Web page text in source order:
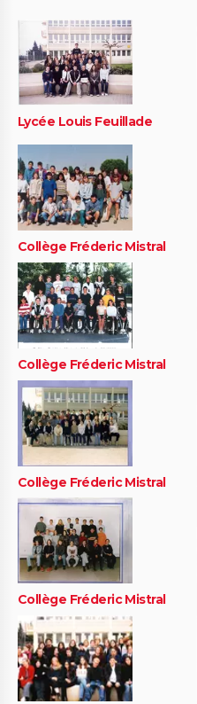
Lycée Louis Feuillade
Collège Fréderic Mistral
Collège Fréderic Mistral
Collège Fréderic Mistral
Collège Fréderic Mistral